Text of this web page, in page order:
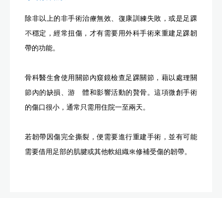
除非以上的非手術治療無效、復康訓練失敗，或是足踝
不穩定，經常扭傷，才有需要用外科手術來重建足踝韌
帶的功能。
骨科醫生會使用關節內窺鏡檢查足踝關節，藉以處理關
節內的缺損、游離體和影響活動的贅骨。這項微創手術
的傷口很小，通常只需用住院一至兩天。
若韌帶因傷完全撕裂，便需要進行重建手術，並有可能
需要借用足部的肌腱或其他軟組織來修補受傷的韌帶。